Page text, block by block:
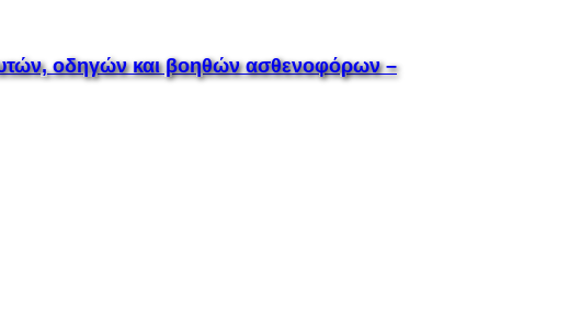
οδηγών και βοηθών ασθενοφόρων –